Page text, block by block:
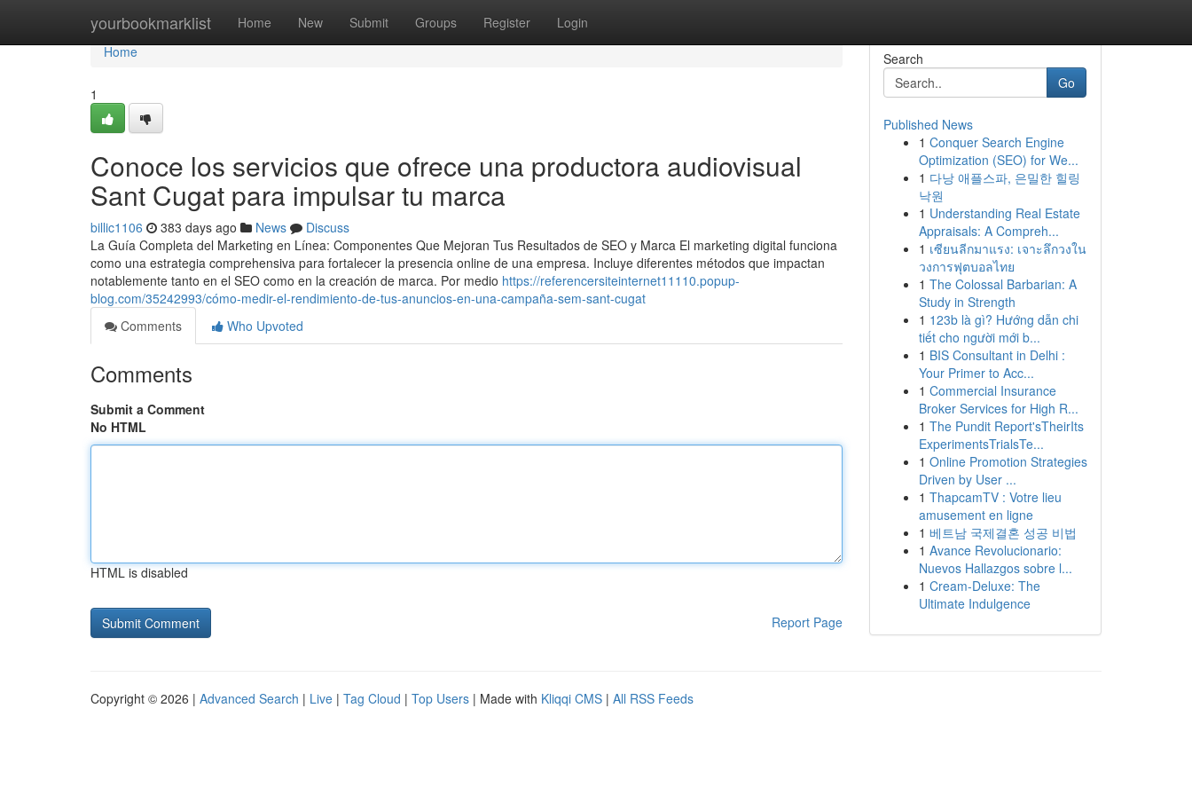
yourbookmarklist Home New Submit Groups Register Login
Home
Home
1
Conoce los servicios que ofrece una productora audiovisual
Sant Cugat para impulsar tu marca
billic1106 383 days ago News
Discuss
La Guía Completa del Marketing en Línea: Componentes Que Mejoran Tus Resultados de SEO y Marca El marketing digital funciona
como una estrategia comprehensiva para fortalecer la presencia online de una empresa. Incluye diferentes métodos que impactan
notablemente tanto en el SEO como en la creación de marca. Por medio https://referencersiteinternet11110.popup-
blog.com/35242993/cómo-medir-el-rendimiento-de-tus-anuncios-en-una-campaña-sem-sant-cugat
Comments
Who Upvoted
Comments
Submit a Comment
No HTML
HTML is disabled
Report Page
Search
Go
Published News
1 Conquer Search Engine
Optimization (SEO) for We...
1 다낭 애플스파, 은밀한 힐링
낙원
1 Understanding Real Estate
Appraisals: A Compreh...
1 เซียนลีกมาแรง: เจาะลึกวงใน
วงการฟุตบอลไทย
1 The Colossal Barbarian: A
Study in Strength
1 123b là gì? Hướng dẫn chi
tiết cho người mới b...
1 BIS Consultant in Delhi :
Your Primer to Acc...
1 Commercial Insurance
Broker Services for High R...
1 The Pundit Report'sTheirIts
ExperimentsTrialsTe...
1 Online Promotion Strategies
Driven by User ...
1 ThapcamTV : Votre lieu
amusement en ligne
1 베트남 국제결혼 성공 비법
1 Avance Revolucionario:
Nuevos Hallazgos sobre l...
1 Cream-Deluxe: The
Ultimate Indulgence
Copyright © 2026 | Advanced Search | Live | Tag Cloud | Top Users | Made with Kliqqi CMS | All RSS Feeds